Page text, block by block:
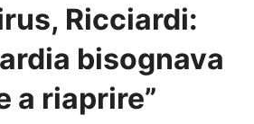
Ricciardi:
bisognava
a riaprire”